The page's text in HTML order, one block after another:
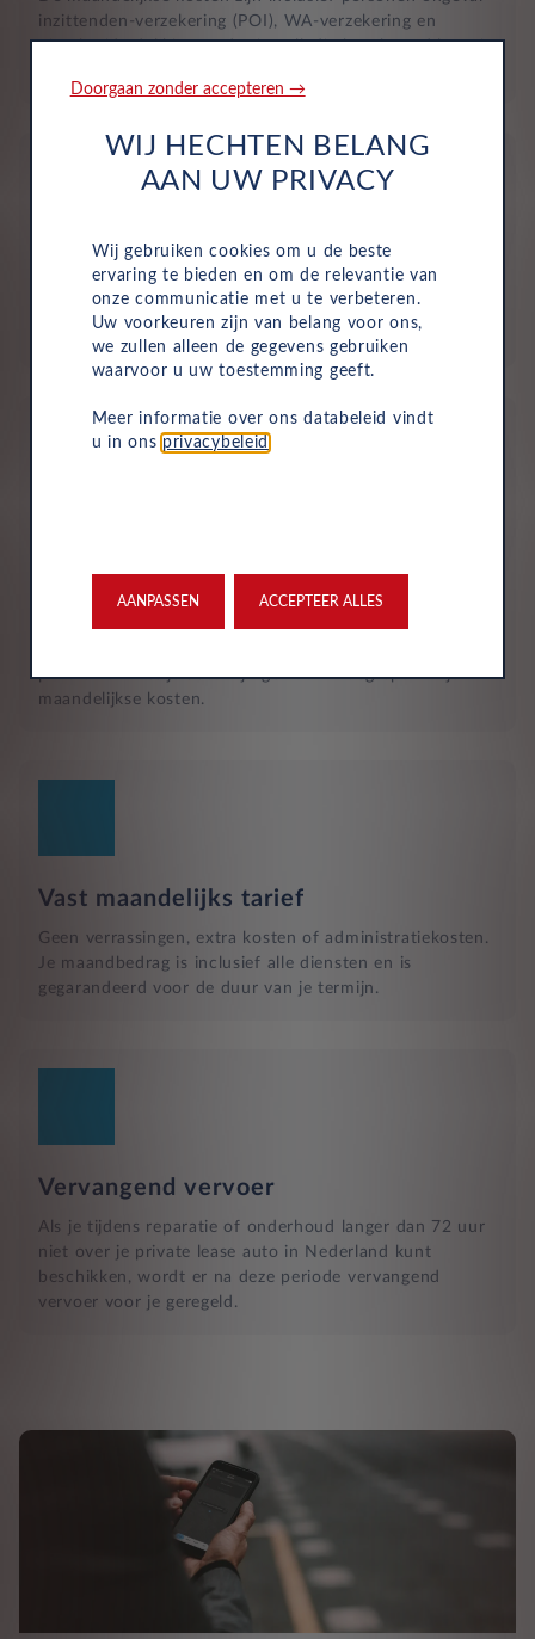
inzittenden-verzekering (POI), WA-verzekering en
uitgebreide dekking, zodat je volledig beschermd bent in
Aflevering bij jou in de buurt
nieuwe auto bij jou in de buurt ophalen.
Naast het reguliere onderhoud, zijn kleine reparaties aan
glas of vervangende banden ook inbegrepen in je
problemen met je auto zijn gewoon inbegrepen in je
maandelijkse kosten.
Vast maandelijks tarief
Geen verrassingen, extra kosten of administratiekosten.
Je maandbedrag is inclusief alle diensten en is
gegarandeerd voor de duur van je termijn.
Vervangend vervoer
Als je tijdens reparatie of onderhoud langer dan 72 uur
niet over je private lease auto in Nederland kunt
beschikken, wordt er na deze periode vervangend
vervoer voor je geregeld.
Doorgaan zonder accepteren →
WIJ HECHTEN BELANG
AAN UW PRIVACY
Wij gebruiken cookies om u de beste
ervaring te bieden en om de relevantie van
onze communicatie met u te verbeteren.
Uw voorkeuren zijn van belang voor ons,
we zullen alleen de gegevens gebruiken
waarvoor u uw toestemming geeft.
Meer informatie over ons databeleid vindt
u in ons privacybeleid
AANPASSEN ACCEPTEER ALLES